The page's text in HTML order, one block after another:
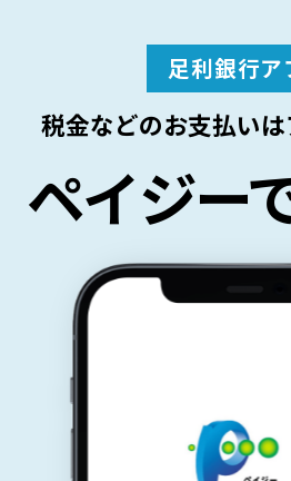
足利銀行ア
税金などのお支払いは
ペイジー